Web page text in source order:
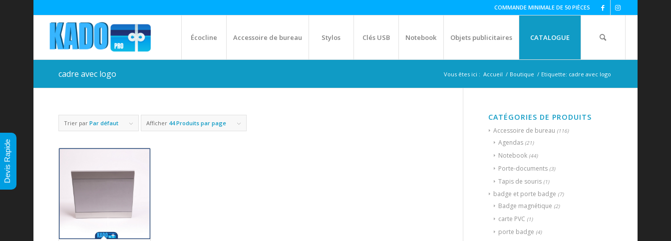
COMMANDE MINIMALE DE 50 PIÈCES
Écocline Accessoire de bureau Stylos Clés USB Notebook Objets publicitaires CATALOGUE
cadre avec logo Vous êtes ici : Accueil / Boutique / Etiquette: cadre avec logo
Trier parPar défaut Afficher 44 Produits par page
CATÉGORIES DE PRODUITS
Accessoire de bureau (116)
Agendas (21)
Notebook (44)
Porte-documents (3)
Tapis de souris (1)
badge et porte badge (7)
Badge magnétique (2)
carte PVC (1)
porte badge (4)
Devis Rapide